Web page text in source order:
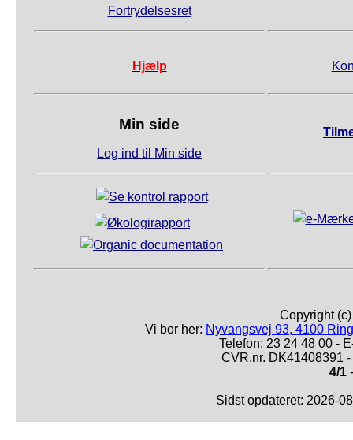
Fortrydelsesret
Hjælp
Min side
Log ind til Min side
Copyright
Vi bor her: Nyvangsvej 93, 4100
Telefon: 23 24 48 00 -
CVR.nr. DK41408391
4/1
Sidst opdateret: 2026-